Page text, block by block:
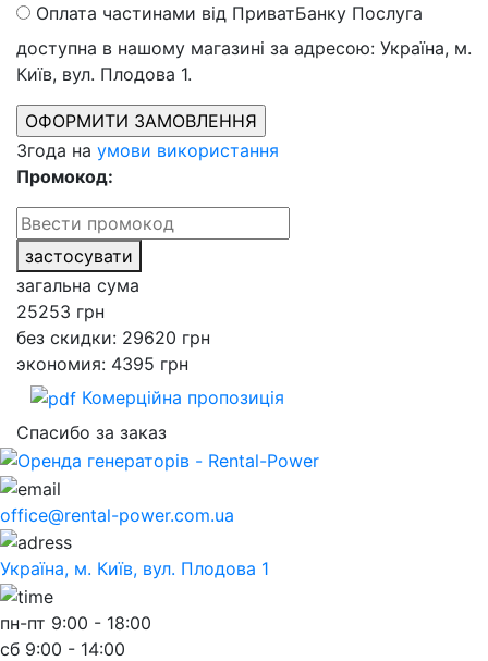
Оплата частинами від ПриватБанку Послуга
доступна в нашому магазині за адресою: Україна, м.
Київ, вул. Плодова 1.
Згода на умови використання
Промокод:
застосувати
загальна сума
25253 грн
без скидки: 29620 грн
экономия: 4395 грн
Комерційна пропозиція
Спасибо за заказ
office@rental-power.com.ua
Україна, м. Київ, вул. Плодова 1
пн-пт 9:00 - 18:00
сб 9:00 - 14:00